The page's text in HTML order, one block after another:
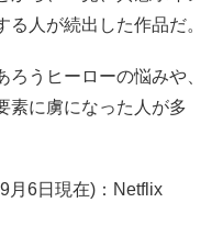
る人が続出した作品だ。
うヒーローの悩みや、
素に虜になった人が多
月6日現在)：Netflix